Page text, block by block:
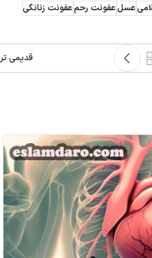
عسلعفونت رحمعفونت زنانگی
قدیمی تر